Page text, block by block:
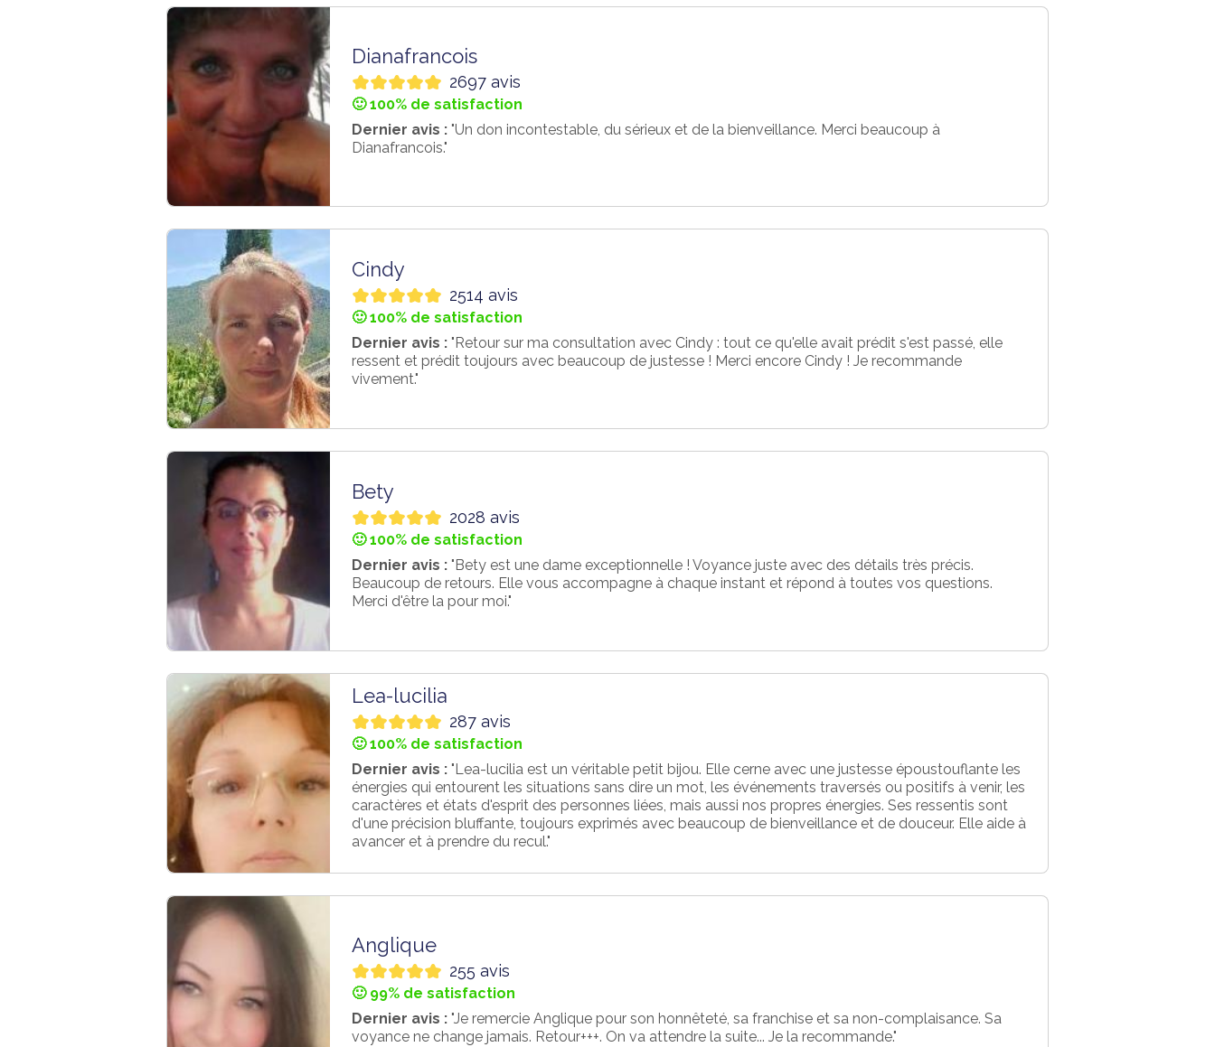
Dianafrancois
2697 avis
🙂 100% de satisfaction
Dernier avis : "Un don incontestable, du sérieux et de la bienveillance. Merci beaucoup à
Dianafrancois."
Cindy
2514 avis
🙂 100% de satisfaction
Dernier avis : "Retour sur ma consultation avec Cindy : tout ce qu'elle avait prédit s'est passé, elle
ressent et prédit toujours avec beaucoup de justesse ! Merci encore Cindy ! Je recommande
vivement."
Bety
2028 avis
🙂 100% de satisfaction
Dernier avis : "Bety est une dame exceptionnelle ! Voyance juste avec des détails très précis.
Beaucoup de retours. Elle vous accompagne à chaque instant et répond à toutes vos questions.
Merci d'être la pour moi."
Lea-lucilia
287 avis
🙂 100% de satisfaction
Dernier avis : "Lea-lucilia est un véritable petit bijou. Elle cerne avec une justesse époustouflante les
énergies qui entourent les situations sans dire un mot, les événements traversés ou positifs à venir, les
caractères et états d'esprit des personnes liées, mais aussi nos propres énergies. Ses ressentis sont
d'une précision bluffante, toujours exprimés avec beaucoup de bienveillance et de douceur. Elle aide à
avancer et à prendre du recul."
Anglique
255 avis
🙂 99% de satisfaction
Dernier avis : "Je remercie Anglique pour son honnêteté, sa franchise et sa non-complaisance. Sa
voyance ne change jamais. Retour+++. On va attendre la suite... Je la recommande."